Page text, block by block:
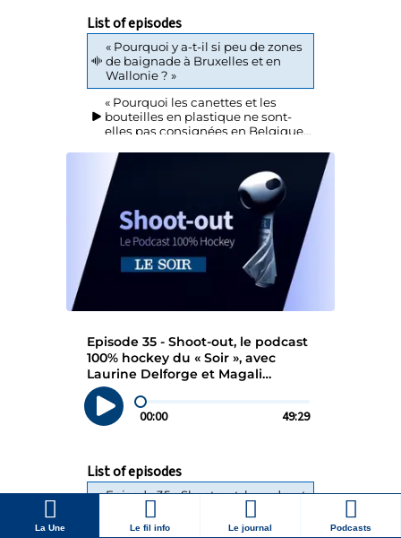
La Une Le fil info Le journal Podcasts